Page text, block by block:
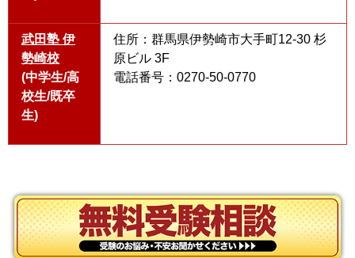
武田塾 伊
勢崎校
(中学生/高
校生/既卒
生)
住所：群馬県伊勢崎市大手町12-30 杉
原ビル 3F
電話番号：0270-50-0770